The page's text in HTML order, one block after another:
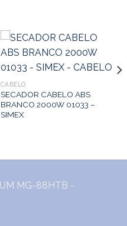
CABELO
SECADOR CABELO ABS
BRANCO 2000W 01033 –
SIMEX